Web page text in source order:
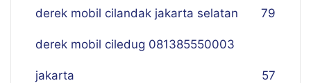
derek mobil cilandak jakarta selatan 79
derek mobil ciledug 081385550003
jakarta 57